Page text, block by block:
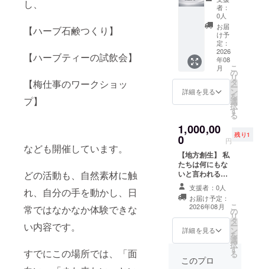
し、
【ハーブ石鹸つくり】
【ハーブティーの試飲会】
【梅仕事のワークショッ
プ】
なども開催しています。
どの活動も、自然素材に触
れ、自分の手を動かし、日
常ではなかなか体験できな
い内容です。
すでにこの場所では、「面
さい。
●特典：
店頭の
大きな
ガラス
窓にシ
ルバー
スポン
サーと
して企
ザイン
を展示
す。ロ
ゴの大
きさは
プラチ
ナ
（大）
ゴール
（中）
シル
（小）
営業時
間内に
実施 ・
場所：
熊本県
美里町
馬場
1484 ・
リター
ン有効
期限：
令和8年
令和9年
8月末ま
意事
項】 ・
季節に
より、
フレッ
シュ
ハーブ
できな
い場合
ライ
及び交
流会を
開催予
定で
す。 日
程等の
詳細が
決まり
ました
ら電子
メール
にてご
せてい
ただき
ます。
（ご参
加は任
意） ・
日時：
2026年
7月下旬
～8月上
開催
（予
場所：
レンド
ティー
にも挑
戦。 育
てる・
学ぶ・
味わう
を、ま
るごと
体感し
ていた
だきま
然の恵
みと向
き合う
時間
は、
きっと
忘れら
れない
一日
に。 五
しむ、
贅沢な
体験で
本プロ
ジェク
トの趣
旨にご
賛同い
ただ
き、応
援して
くださ
るスポ
ンサー
様を募
おりま
す。 地
域にに
ぎわい
となり
わいを
生み出
す取り
組み
を、と
えてい
ただけ
幸いで
者：
0人
お届
け予
定：
2026
年08
月
詳細を見る
こ
の
リ
タ
ー
ン
を
選
択
す
る
1,000,00
0 円
残り1
【地方創生】 私
たちは何にもな
いと言われる田
舎でこのプロ
ジェクトを進め
るにあたり、
数々の障壁を乗
り越えてここま
で来ることがで
きました。 地域
所属する自治体
支援者：0人
お届け予定：
2026年08月
詳細を見る
こ
の
リ
タ
ー
ン
を
選
択
す
る
このプロ